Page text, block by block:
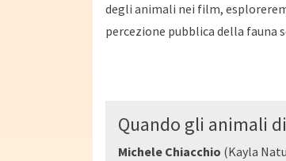
degli animali nei film,
percezione pubblica della fauna
Quando gli animali
Michele Chiacchio (Kayla